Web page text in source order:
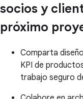
socios y
próximo
Comparta
KPI de
trabajo seguro